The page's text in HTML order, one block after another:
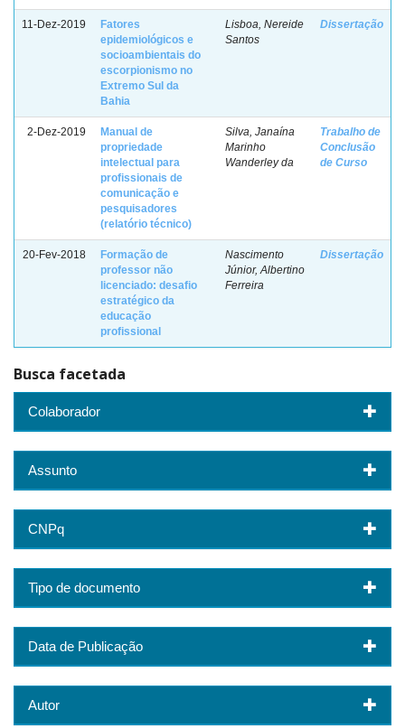
11-Dez-2019
Fatores
epidemiológicos e
socioambientais do
escorpionismo no
Extremo Sul da
Bahia
Lisboa, Nereide
Santos
Dissertação
2-Dez-2019
Manual de
propriedade
intelectual para
profissionais de
comunicação e
pesquisadores
(relatório técnico)
Silva, Janaína
Marinho
Wanderley da
Trabalho de
Conclusão
de Curso
20-Fev-2018
Formação de
professor não
licenciado: desafio
estratégico da
educação
profissional
Nascimento
Júnior, Albertino
Ferreira
Dissertação
Busca facetada
Colaborador
Assunto
CNPq
Tipo de documento
Data de Publicação
Autor